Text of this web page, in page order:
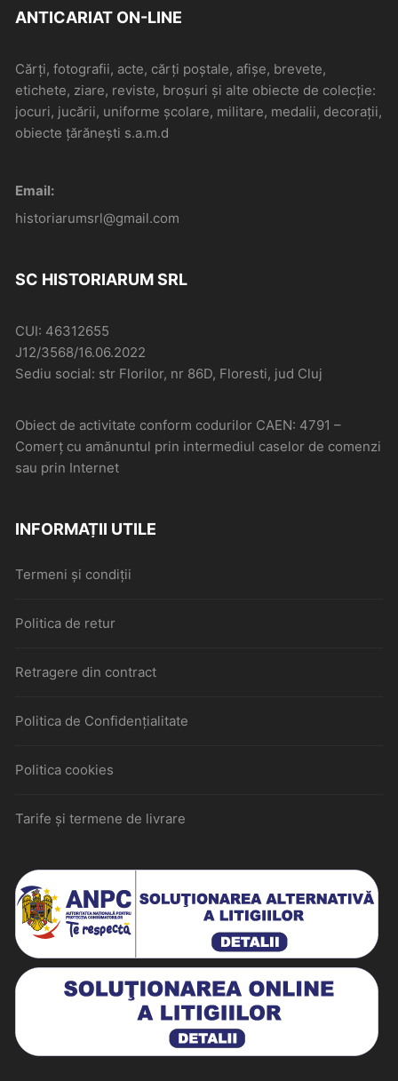
ANTICARIAT ON-LINE
Cărți, fotografii, acte, cărți poștale, afișe, brevete,
etichete, ziare, reviste, broșuri și alte obiecte de colecție:
jocuri, jucării, uniforme școlare, militare, medalii, decorații,
obiecte țărănești s.a.m.d
Email:
historiarumsrl@gmail.com
SC HISTORIARUM SRL
CUI: 46312655
J12/3568/16.06.2022
Sediu social: str Florilor, nr 86D, Floresti, jud Cluj
Obiect de activitate conform codurilor CAEN: 4791 –
Comerţ cu amănuntul prin intermediul caselor de comenzi
sau prin Internet
INFORMAȚII UTILE
Termeni și condiții
Politica de retur
Retragere din contract
Politica de Confidențialitate
Politica cookies
Tarife și termene de livrare